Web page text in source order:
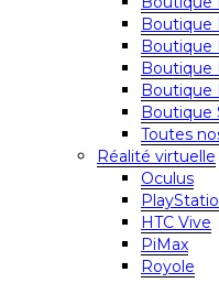
Boutique
Boutique
Boutique
Boutique
Boutique
Toutes
Réalité virtuelle
Oculus
HTC Vive
PiMax
Royole